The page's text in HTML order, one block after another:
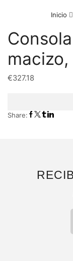
Inicio
macizo,
€327.18
Share: